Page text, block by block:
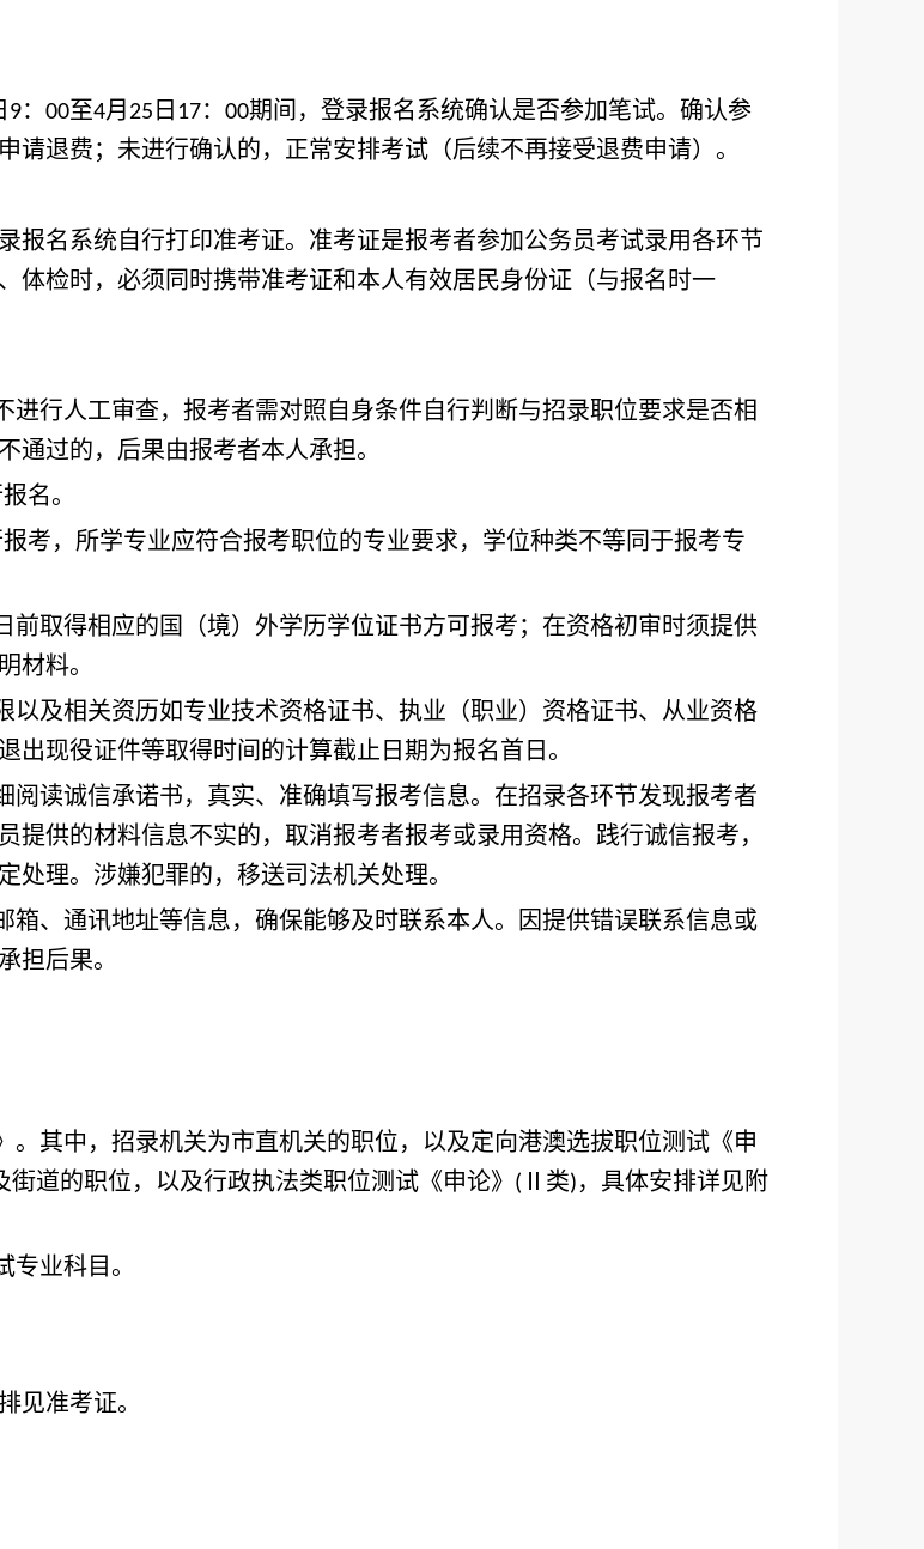
9： 00至4月 25 日 17： 00期间，登录报名系统确认是否参加笔试。确认参
退费；未进行确认的，正常安排考试（后续不再接受退费申请）。
报名系统自行打印准考证。准考证是报考者参加公务员考试录用各环节
体检时，必须同时携带准考证和本人有效居民身份证（与报名时一
行人工审查，报考者需对照自身条件自行判断与招录职位要求是否相
通过的，后果由报考者本人承担。
名。
考，所学专业应符合报考职位的专业要求，学位种类不等同于报考专
前取得相应的国（境）外学历学位证书方可报考；在资格初审时须提供
材料。
以及相关资历如专业技术资格证书、执业（职业）资格证书、从业资格
现役证件等取得时间的计算截止日期为报名首日。
读诚信承诺书，真实、准确填写报考信息。在招录各环节发现报考者
供的材料信息不实的，取消报考者报考或录用资格。践行诚信报考，
处理。涉嫌犯罪的，移送司法机关处理。
、通讯地址等信息，确保能够及时联系本人。因提供错误联系信息或
担后果。
其中，招录机关为市直机关的职位，以及定向港澳选拔职位测试《申
道的职位，以及行政执法类职位测试《申论》 ( Ⅱ类) ，具体安排详见附
业科目。
见准考证。